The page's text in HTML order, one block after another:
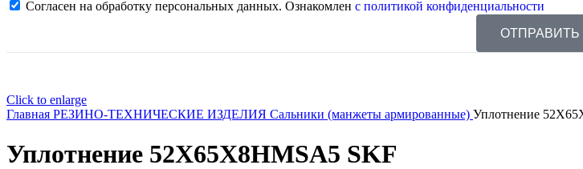
Согласен на обработку персональных данных. Ознакомлен с политикой конфиденциальности
ОТПРАВИТЬ
Click to enlarge
Главная РЕЗИНО-ТЕХНИЧЕСКИЕ ИЗДЕЛИЯ Сальники (манжеты армированные) Уплотнение
Уплотнение 52X65X8HMSA5 SKF